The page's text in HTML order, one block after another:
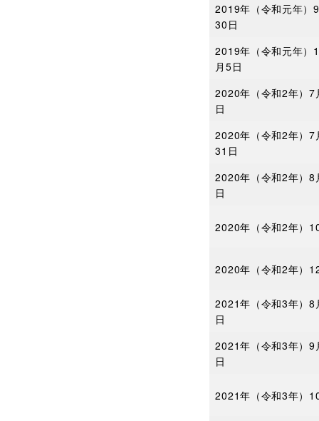
2019年（令和元年）
30日
2019年（令和元年）
月5日
2020年（令和2年）7
日
2020年（令和2年）7
31日
2020年（令和2年）8
日
2020年（令和2年）
2020年（令和2年）
2021年（令和3年）8
日
2021年（令和3年）9
日
2021年（令和3年）